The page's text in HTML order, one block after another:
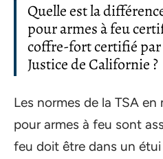
Quelle est la
pour armes à feu
coffre-fort certifié
Justice de Californie ?
Les normes de la TSA
pour armes à feu sont
feu doit être dans un